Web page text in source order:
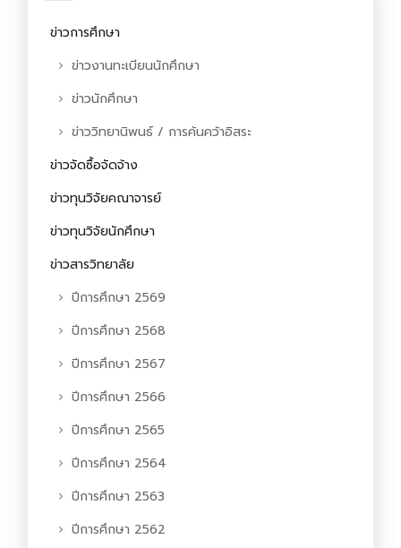
ข่าวการศึกษา
ข่าวงานทะเบียนนักศึกษา
ข่าวนักศึกษา
ข่าววิทยานิพนธ์ / การค้นคว้าอิสระ
ข่าวจัดซื้อจัดจ้าง
ข่าวทุนวิจัยคณาจารย์
ข่าวทุนวิจัยนักศึกษา
ข่าวสารวิทยาลัย
ปีการศึกษา 2569
ปีการศึกษา 2568
ปีการศึกษา 2567
ปีการศึกษา 2566
ปีการศึกษา 2565
ปีการศึกษา 2564
ปีการศึกษา 2563
ปีการศึกษา 2562